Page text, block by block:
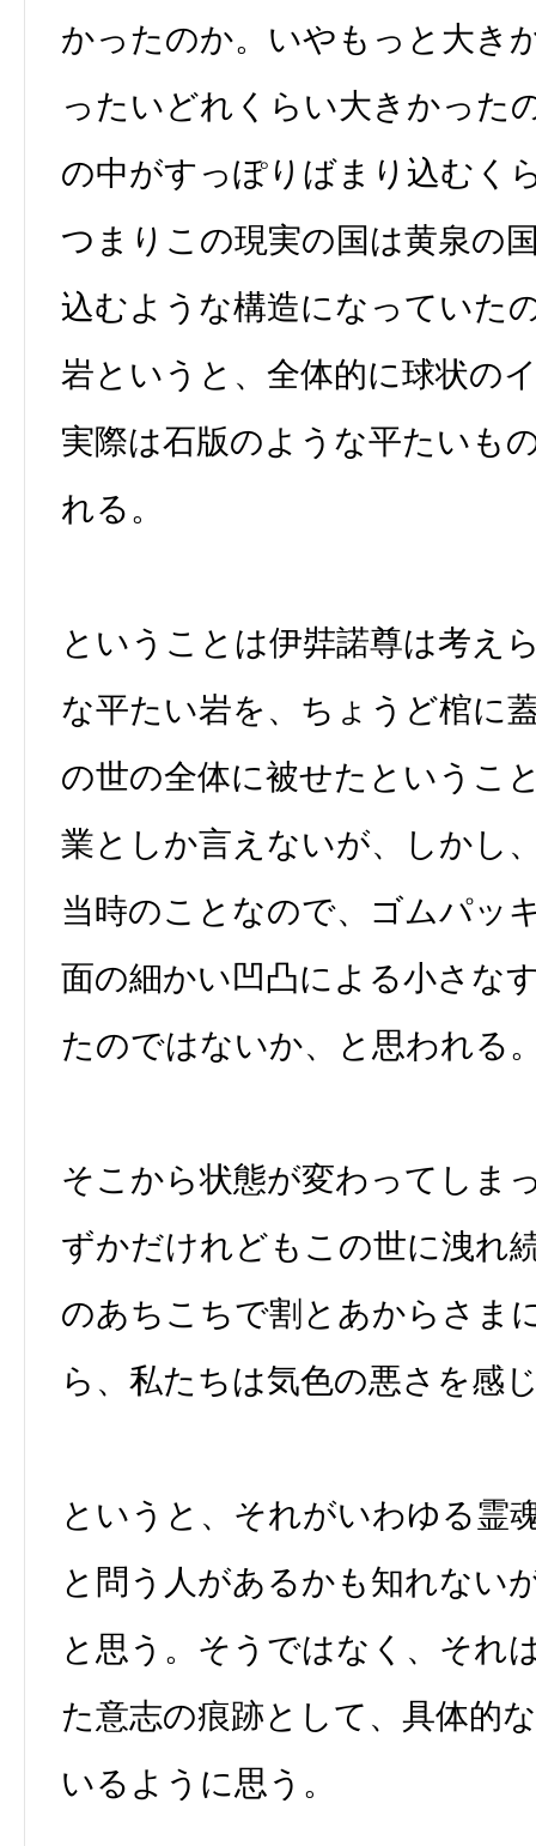
かったのか。いやもっと大き
ったいどれくらい大きかった
の中がすっぽりばまり込むく
つまりこの現実の国は黄泉の
込むような構造になっていた
岩というと、全体的に球状の
実際は石版のような平たいも
れる。
ということは伊弉諾尊は考え
な平たい岩を、ちょうど棺に
の世の全体に被せたというこ
業としか言えないが、しかし
当時のことなので、ゴムパッ
面の細かい凹凸による小さな
たのではないか、と思われる
そこから状態が変わってしま
ずかだけれどもこの世に洩れ
のあちこちで割とあからさま
ら、私たちは気色の悪さを感
というと、それがいわゆる霊
と問う人があるかも知れない
と思う。そうではなく、それ
た意志の痕跡として、具体的
いるように思う。